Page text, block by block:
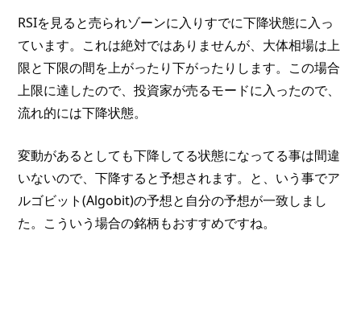
RSIを見ると売られゾーンに入りすでに下降状態に入っ
ています。これは絶対ではありませんが、大体相場は上
限と下限の間を上がったり下がったりします。この場合
上限に達したので、投資家が売るモードに入ったので、
流れ的には下降状態。
変動があるとしても下降してる状態になってる事は間違
いないので、下降すると予想されます。と、いう事でア
ルゴビット(Algobit)の予想と自分の予想が一致しまし
た。こういう場合の銘柄もおすすめですね。